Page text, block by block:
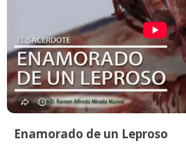
Enamorado de un Leproso